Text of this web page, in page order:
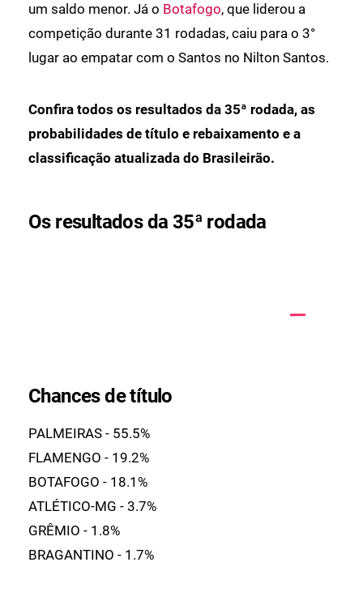
um saldo menor. Já o Botafogo, que liderou a
competição durante 31 rodadas, caiu para o 3°
lugar ao empatar com o Santos no Nilton Santos.
Confira todos os resultados da 35ª rodada, as
probabilidades de título e rebaixamento e a
classificação atualizada do Brasileirão.
Os resultados da 35ª rodada
Chances de título
PALMEIRAS - 55.5%
FLAMENGO - 19.2%
BOTAFOGO - 18.1%
ATLÉTICO-MG - 3.7%
GRÊMIO - 1.8%
BRAGANTINO - 1.7%